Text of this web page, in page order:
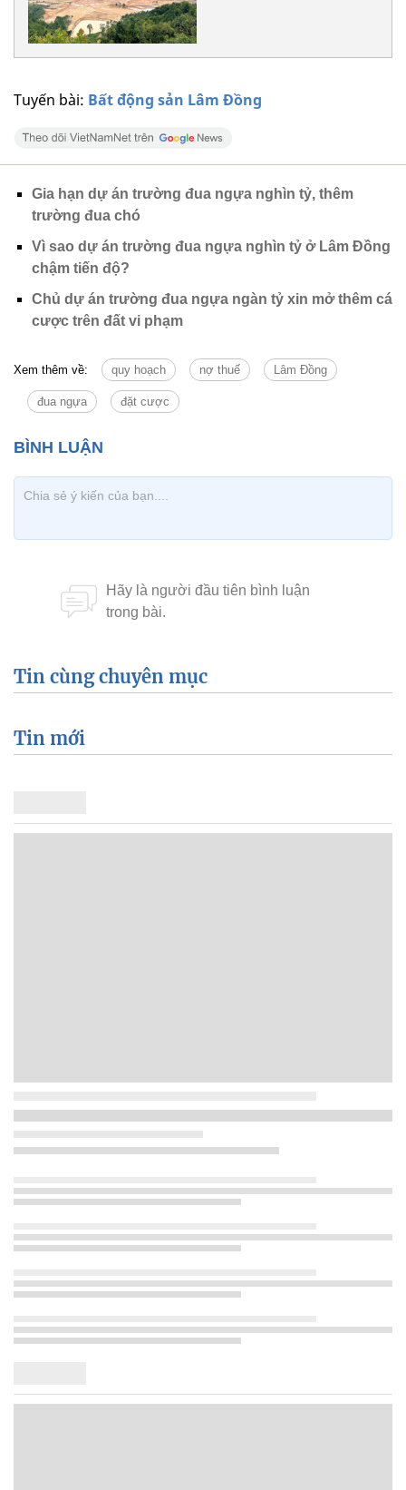
Tuyến bài: Bất động sản Lâm Đồng
Gia hạn dự án trường đua ngựa nghìn tỷ, thêm
trường đua chó
Vì sao dự án trường đua ngựa nghìn tỷ ở Lâm Đồng
chậm tiến độ?
Chủ dự án trường đua ngựa ngàn tỷ xin mở thêm cá
cược trên đất vi phạm
Xem thêm về: quy hoạch nợ thuế Lâm Đồng
đua ngựa đặt cược
Tin cùng chuyên mục
Tin mới